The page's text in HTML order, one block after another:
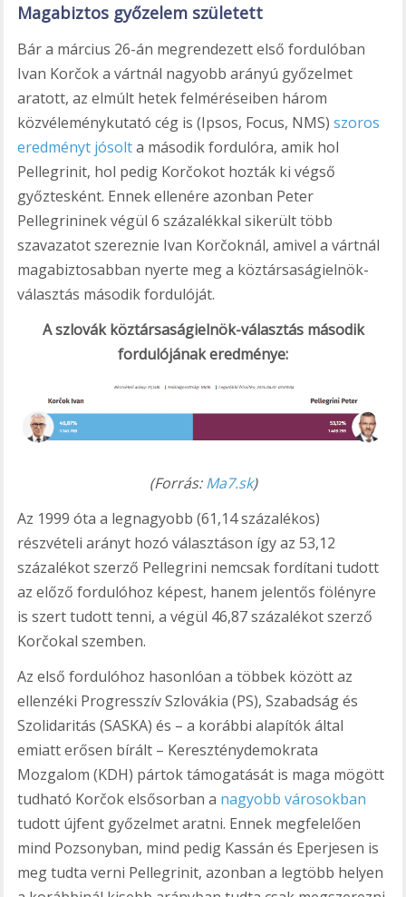
Magabiztos győzelem született
Bár a március 26-án megrendezett első fordulóban
Ivan Korčok a vártnál nagyobb arányú győzelmet
aratott, az elmúlt hetek felméréseiben három
közvéleménykutató cég is (Ipsos, Focus, NMS)szoros
eredményt jósolta második fordulóra, amik hol
Pellegrinit, hol pedig Korčokot hozták ki végső
győztesként. Ennek ellenére azonban Peter
Pellegrininek végül 6 százalékkal sikerült több
szavazatot szereznie Ivan Korčoknál, amivel a vártnál
magabiztosabban nyerte meg a köztársaságielnök-
választás második fordulóját.
A szlovák köztársaságielnök-választás második
fordulójának eredménye:
(Forrás:Ma7.sk)
Az 1999 óta a legnagyobb (61,14 százalékos)
részvételi arányt hozó választáson így az 53,12
százalékot szerző Pellegrini nemcsak fordítani tudott
az előző fordulóhoz képest, hanem jelentős fölényre
is szert tudott tenni, a végül 46,87 százalékot szerző
Korčokal szemben.
Az első fordulóhoz hasonlóan a többek között az
ellenzéki Progresszív Szlovákia (PS), Szabadság és
Szolidaritás (SASKA) és – a korábbi alapítók által
emiatt erősen bírált – Kereszténydemokrata
Mozgalom (KDH) pártok támogatását is maga mögött
tudható Korčok elsősorban a nagyobb városokban
tudott újfent győzelmet aratni. Ennek megfelelően
mind Pozsonyban, mind pedig Kassán és Eperjesen is
meg tudta verni Pellegrinit, azonban a legtöbb helyen